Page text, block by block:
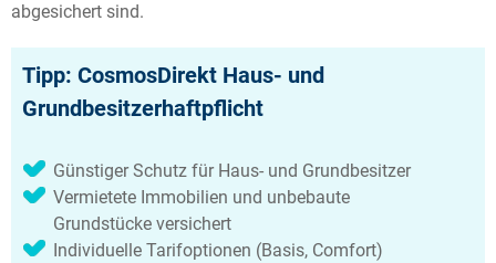
abgesichert sind.
Tipp: CosmosDirekt Haus- und
Grundbesitzerhaftpflicht
Günstiger Schutz für Haus- und Grundbesitzer
Vermietete Immobilien und unbebaute
Grundstücke versichert
Individuelle Tarifoptionen (Basis, Comfort)